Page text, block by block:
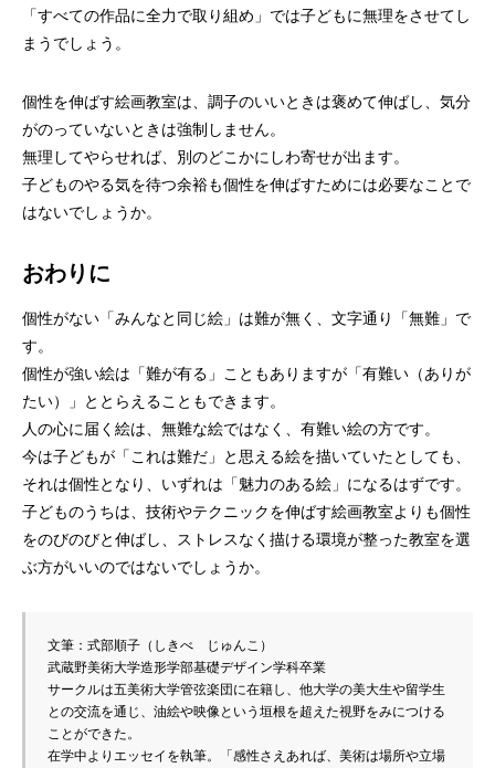
「すべての作品に全力で取り組め」では子どもに無理をさせてし
まうでしょう。
個性を伸ばす絵画教室は、調子のいいときは褒めて伸ばし、気分
がのっていないときは強制しません。
無理してやらせれば、別のどこかにしわ寄せが出ます。
子どものやる気を待つ余裕も個性を伸ばすためには必要なことで
はないでしょうか。
おわりに
個性がない「みんなと同じ絵」は難が無く、文字通り「無難」で
す。
個性が強い絵は「難が有る」こともありますが「有難い（ありが
たい）」ととらえることもできます。
人の心に届く絵は、無難な絵ではなく、有難い絵の方です。
今は子どもが「これは難だ」と思える絵を描いていたとしても、
それは個性となり、いずれは「魅力のある絵」になるはずです。
子どものうちは、技術やテクニックを伸ばす絵画教室よりも個性
をのびのびと伸ばし、ストレスなく描ける環境が整った教室を選
ぶ方がいいのではないでしょうか。
文筆：式部順子（しきべ　じゅんこ）
武蔵野美術大学造形学部基礎デザイン学科卒業
サークルは五美術大学管弦楽団に在籍し、他大学の美大生や留学生
との交流を通じ、油絵や映像という垣根を超えた視野をみにつける
ことができた。
在学中よりエッセイを執筆。「感性さえあれば、美術は場所や立場